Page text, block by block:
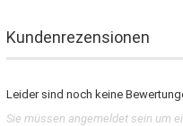
Kundenrezensionen
Leider sind noch keine
Sie müssen angemeldet sein um